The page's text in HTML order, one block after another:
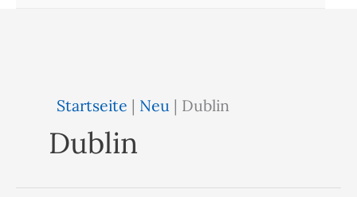
Startseite | Neu | Dublin
Dublin